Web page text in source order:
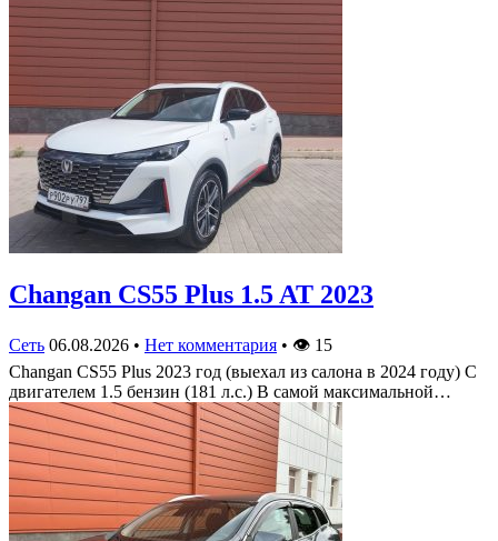
Changan CS55 Plus 1.5 AT 2023
Сеть 06.08.2026 • Нет комментария • 👁 15
Changan CS55 Plus 2023 год (выехал из салона в 2024 году) С
двигателем 1.5 бензин (181 л.с.) В самой максимальной…